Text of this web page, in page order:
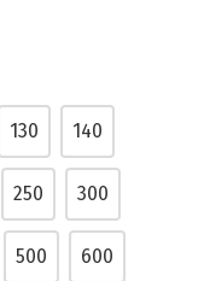
130 140
250 300
500 600